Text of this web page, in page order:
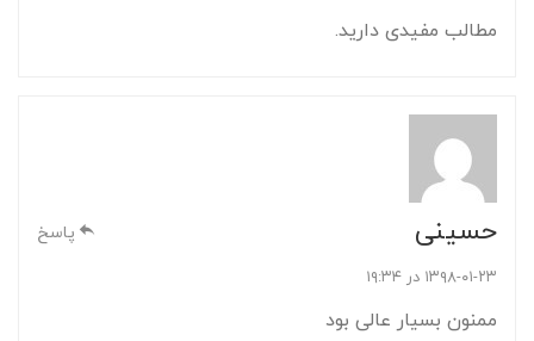
مطالب مفیدی دارید.
حسینی پاسخ
۱۳۹۸-۰۱-۲۳ در ۱۹:۳۴
ممنون بسیار عالی بود